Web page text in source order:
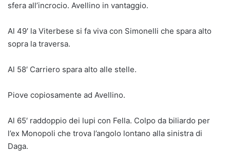
sfera all’incrocio. Avellino in vantaggio.
Al 49′ la Viterbese si fa viva con Simonelli che spara alto
sopra la traversa.
Al 58′ Carriero spara alto alle stelle.
Piove copiosamente ad Avellino.
Al 65′ raddoppio dei lupi con Fella. Colpo da biliardo per
l’ex Monopoli che trova l’angolo lontano alla sinistra di
Daga.